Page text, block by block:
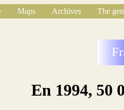
Maps Archives
The
En 1994, 50